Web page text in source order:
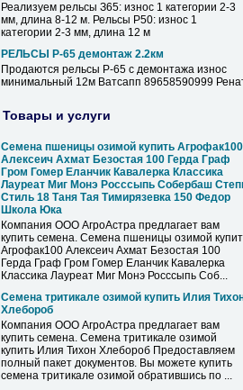
Реализуем рельсы З65: износ 1 категории 2-3
мм, длина 8-12 м. Рельсы Р50: износ 1
категории 2-3 мм, длина 12 м
РЕЛЬСЫ Р-65 демонтаж 2.2км
Продаются рельсы Р-65 с демонтажа износ
минимальный 12м Ватсапп 89658590999
Товары и услуги
Семена пшеницы озимой купить Агрофак100
Алексеич Ахмат Безостая 100 Герда Граф
Гром Гомер Еланчик Кавалерка Классика
Лауреат Миг Монэ Росссыпь Собербаш
Стиль 18 Таня Тая Тимирязевка 150 Федор
Школа Юка
Компания ООО АгроАстра предлагает вам
купить семена. Семена пшеницы озимой
Агрофак100 Алексеич Ахмат Безостая 100
Герда Граф Гром Гомер Еланчик Кавалерка
Классика Лауреат Миг Монэ Росссыпь Соб...
Семена тритикале озимой купить Илия
Хлебороб
Компания ООО АгроАстра предлагает вам
купить семена. Семена тритикале озимой
купить Илия Тихон Хлебороб Предоставляем
полный пакет документов. Вы можете купить
семена тритикале озимой обратившись по ...